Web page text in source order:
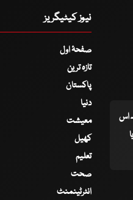
اس
نیوز کیٹیگریز
صفحۂ اول
تازہ ترین
پاکستان
دنیا
معیشت
کھیل
تعلیم
صحت
انٹرٹینمنٹ